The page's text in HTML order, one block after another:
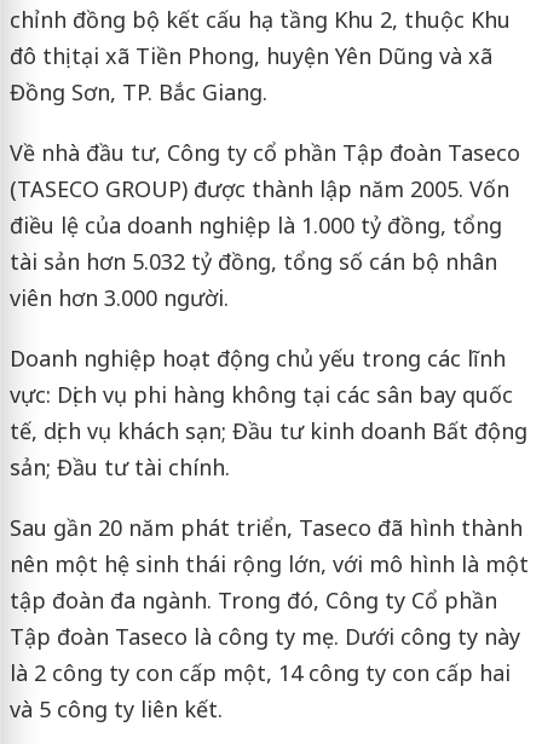
chỉnh đồng bộ kết cấu hạ tầng Khu 2, thuộc Khu
đô thị tại xã Tiền Phong, huyện Yên Dũng và xã
Đồng Sơn, TP. Bắc Giang.
Về nhà đầu tư, Công ty cổ phần Tập đoàn Taseco
(TASECO GROUP) được thành lập năm 2005. Vốn
điều lệ của doanh nghiệp là 1.000 tỷ đồng, tổng
tài sản hơn 5.032 tỷ đồng, tổng số cán bộ nhân
viên hơn 3.000 người.
Doanh nghiệp hoạt động chủ yếu trong các lĩnh
vực: Dịch vụ phi hàng không tại các sân bay quốc
tế, dịch vụ khách sạn; Đầu tư kinh doanh Bất động
sản; Đầu tư tài chính.
Sau gần 20 năm phát triển, Taseco đã hình thành
nên một hệ sinh thái rộng lớn, với mô hình là một
tập đoàn đa ngành. Trong đó, Công ty Cổ phần
Tập đoàn Taseco là công ty mẹ. Dưới công ty này
là 2 công ty con cấp một, 14 công ty con cấp hai
và 5 công ty liên kết.